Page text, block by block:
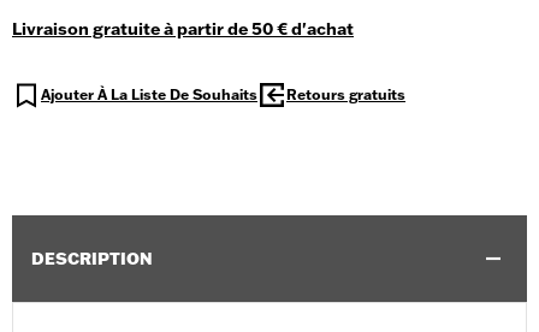
Livraison gratuite à partir de 50 € d'achat
Ajouter À La Liste De Souhaits Retours gratuits
DESCRIPTION